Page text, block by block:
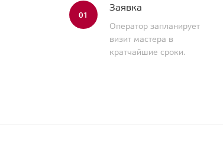
01
Заявка
Оператор запланирует
визит мастера в
кратчайшие сроки.